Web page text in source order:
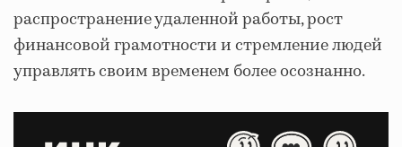
распространение удаленной работы, рост
финансовой грамотности и стремление людей
управлять своим временем более осознанно.